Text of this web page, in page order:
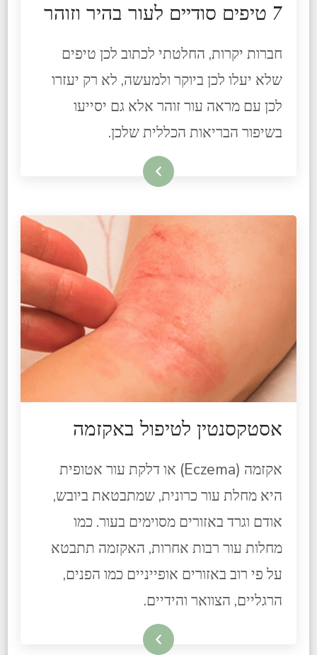
7 טיפים סודיים לעור בהיר וזוהר
חברות יקרות, החלטתי לכתוב לכן טיפים
שלא יעלו לכן ביוקר ולמעשה, לא רק יעזרו
לכן עם מראה עור זוהר אלא גם יסייעו
בשיפור הבריאות הכללית שלכן.
קרא עוד
אסטקסנטין לטיפול באקזמה
אקזמה (Eczema) או דלקת עור אטופית
היא מחלת עור כרונית, שמתבטאת ביובש,
אודם וגרד באזורים מסוימים בעור. כמו
מחלות עור רבות אחרות, האקזמה תתבטא
על פי רוב באזורים אופייניים כמו הפנים,
הרגליים, הצוואר והידיים.
קרא עוד